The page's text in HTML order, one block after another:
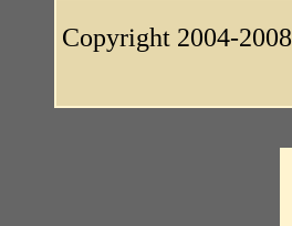
Copyright 2004-2008